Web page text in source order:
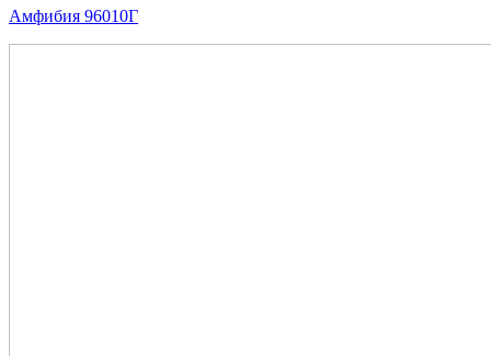
Амфибия 96010Г